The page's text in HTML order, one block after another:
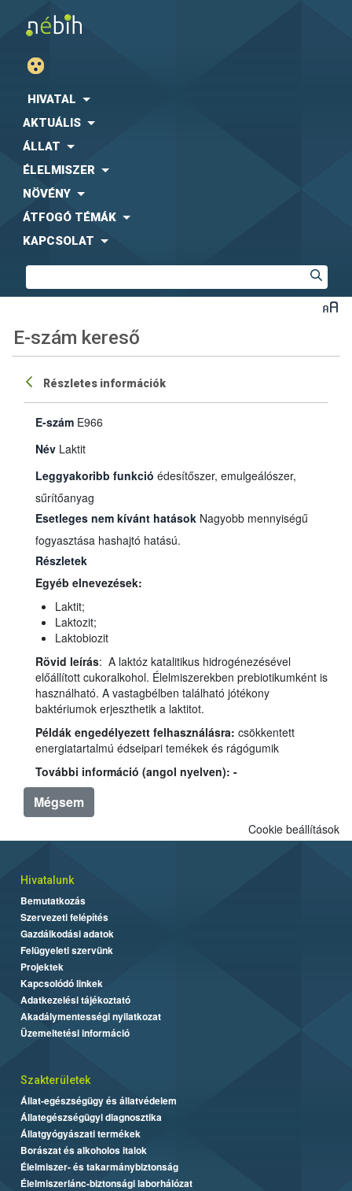
HIVATAL
AKTUÁLIS
ÁLLAT
ÉLELMISZER
NÖVÉNY
ÁTFOGÓ TÉMÁK
KAPCSOLAT
E-szám kereső
Részletes információk
E-szám E966
Név Laktit
Leggyakoribb funkció
sűrítőanyag
Esetleges nem kívánt hatások
fogyasztása hashajtó hatású.
Részletek
Egyéb elnevezések:
Laktit;
Laktozit;
Laktobiozit
Rövid leírás: A laktóz katalitikus hidrogénezésével
előállított cukoralkohol. Élelmiszerekben prebiotikumként is
használható. A vastagbélben található jótékony
baktériumok erjeszthetik a laktitot.
Példák engedélyezett felhasználásra: csökkentett
energiatartalmú édseipari temékek és rágógumik
További információ (angol nyelven): -
Mégsem
Cookie beállítások
Hivatalunk
Bemutatkozás
Szervezeti felépítés
Gazdálkodási adatok
Felügyeleti szervünk
Projektek
Kapcsolódó linkek
Adatkezelési tájékoztató
Akadálymentességi nyilatkozat
Üzemeltetési információ
Szakterületek
Állat-egészségügy és állatvédelem
Állategészségügyi diagnosztika
Állatgyógyászati termékek
Borászat és alkoholos italok
Élelmiszer- és takarmánybiztonság
Élelmiszerlánc-biztonsági laborhálózat